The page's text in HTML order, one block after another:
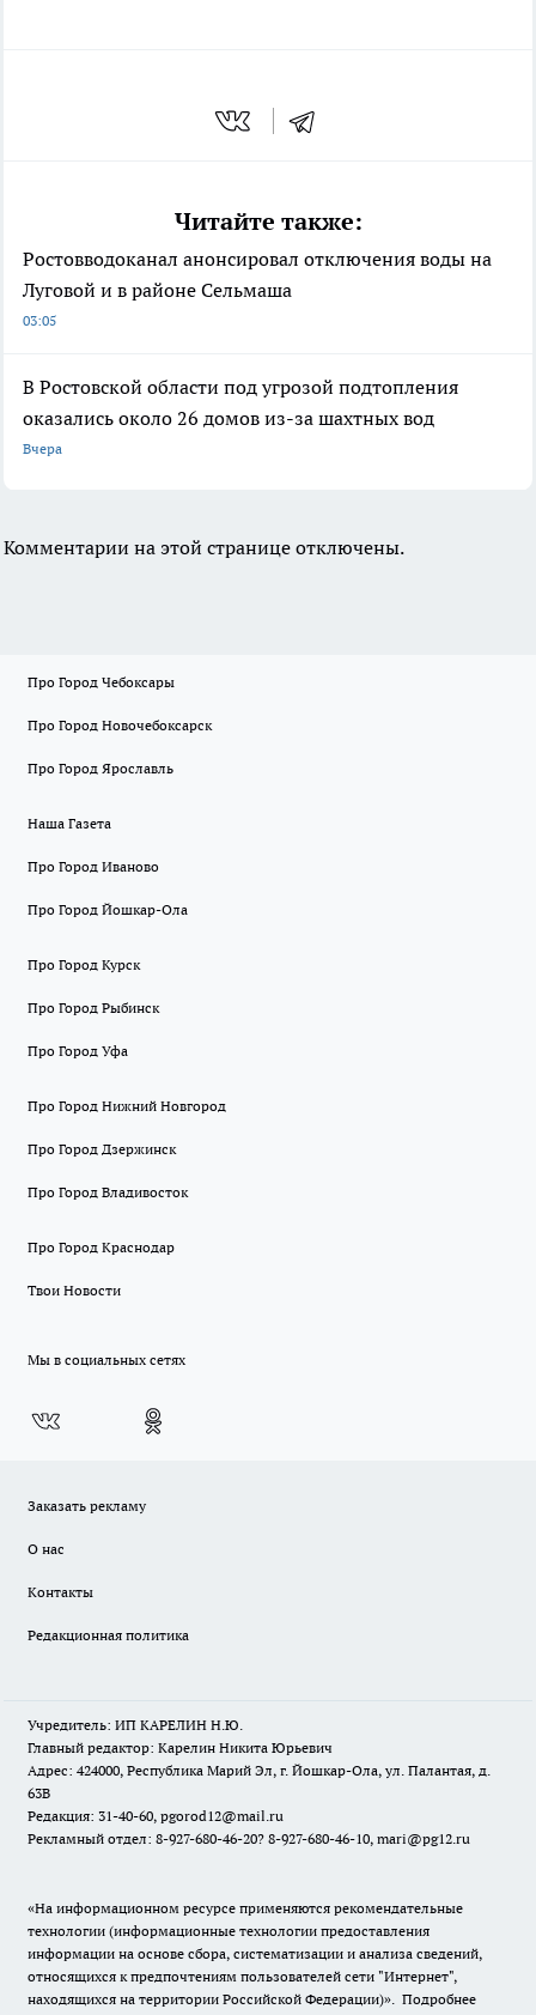
Читайте также:
Ростовводоканал анонсировал отключения воды на
Луговой и в районе Сельмаша
03:05
В Ростовской области под угрозой подтопления
оказались около 26 домов из-за шахтных вод
Вчера
Комментарии на этой странице отключены.
Про Город Чебоксары
Про Город Новочебоксарск
Про Город Ярославль
Наша Газета
Про Город Иваново
Про Город Йошкар-Ола
Про Город Курск
Про Город Рыбинск
Про Город Уфа
Про Город Нижний Новгород
Про Город Дзержинск
Про Город Владивосток
Про Город Краснодар
Твои Новости
Мы в социальных сетях
Заказать рекламу
О нас
Контакты
Редакционная политика
Учредитель: ИП КАРЕЛИН Н.Ю.
Главный редактор: Карелин Никита Юрьевич
Адрес: 424000, Республика Марий Эл, г. Йошкар-Ола, ул. Палантая, д.
63В
Редакция: 31-40-60, pgorod12@mail.ru
Рекламный отдел: 8-927-680-46-20? 8-927-680-46-10, mari@pg12.ru
«На информационном ресурсе применяются рекомендательные
технологии (информационные технологии предоставления
информации на основе сбора, систематизации и анализа сведений,
относящихся к предпочтениям пользователей сети "Интернет",
находящихся на территории Российской Федерации)». Подробнее